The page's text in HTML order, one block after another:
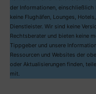
der Informationen, einschließlich
keine Flughäfen, Lounges,
Dienstleister. Wir sind keine
Rechtsberater und bieten keine
Tippgeber und unsere
Ressourcen und Websites der
oder Aktualisierungen finden,
mit.